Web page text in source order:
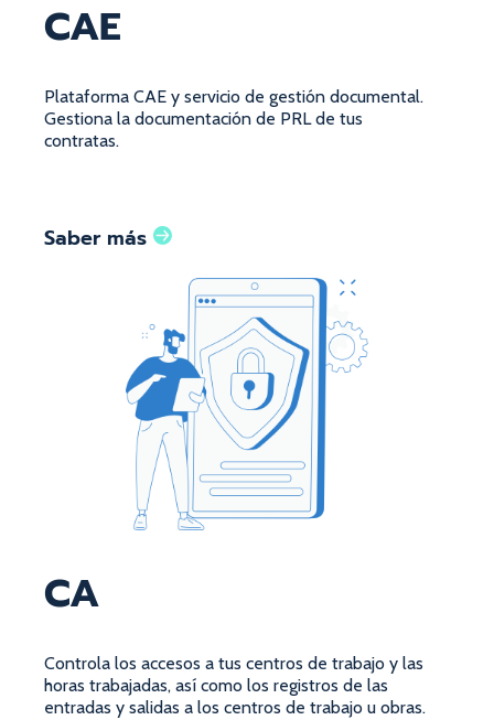
CAE
Plataforma CAE y servicio de gestión documental.
Gestiona la documentación de PRL de tus
contratas.
Saber más
CA
Controla los accesos a tus centros de trabajo y las
horas trabajadas, así como los registros de las
entradas y salidas a los centros de trabajo u obras.